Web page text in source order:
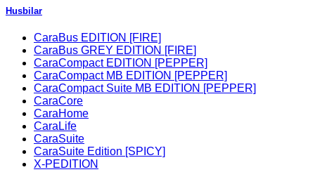
Husbilar
CaraBus EDITION [FIRE]
CaraBus GREY EDITION [FIRE]
CaraCompact EDITION [PEPPER]
CaraCompact MB EDITION [PEPPER]
CaraCompact Suite MB EDITION [PEPPER]
CaraCore
CaraHome
CaraLife
CaraSuite
CaraSuite Edition [SPICY]
X-PEDITION